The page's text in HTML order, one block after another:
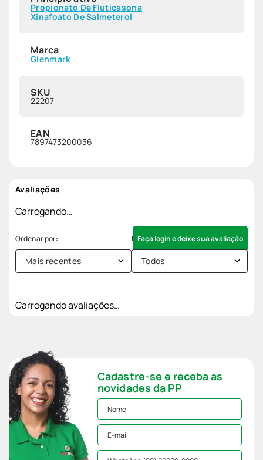
Propionato De Fluticasona
Xinafoato De Salmeterol
Marca
Glenmark
SKU
22207
EAN
7897473200036
Avaliações
Carregando…
Faça login e deixe sua avaliação
Mais recentes Todos
Carregando avaliações…
Cadastre-se e receba as
novidades da PP